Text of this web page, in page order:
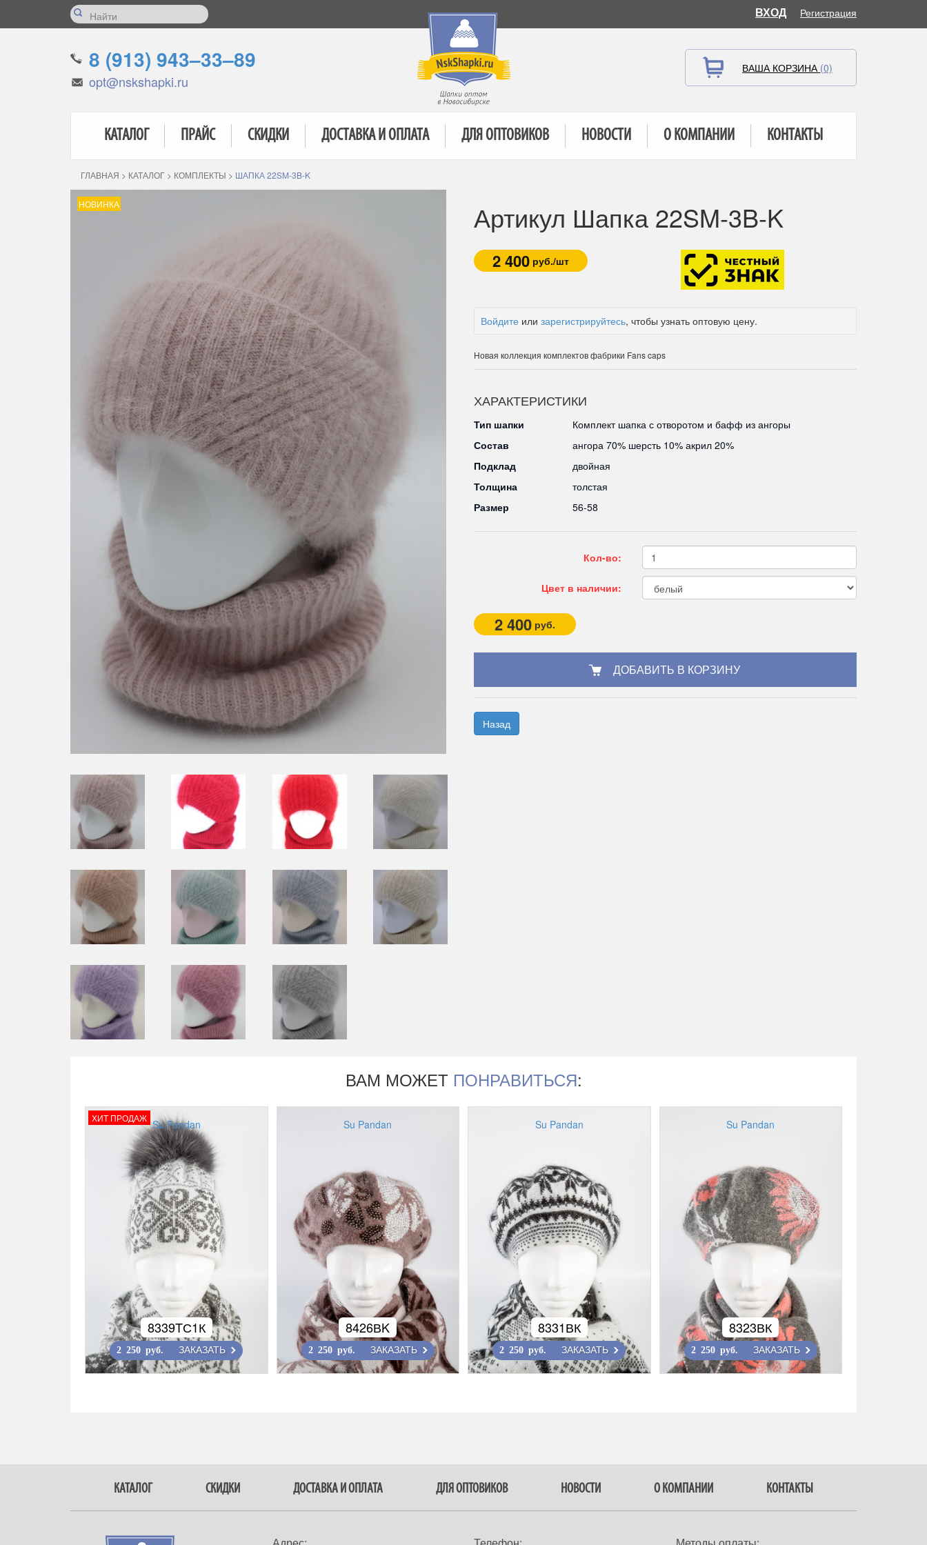
ВХОД Регистрация
8 (913) 943–33–89
opt@nskshapki.ru
ВАША КОРЗИНА (0)
КАТАЛОГ ПРАЙС СКИДКИ ДОСТАВКА И ОПЛАТА ДЛЯ ОПТОВИКОВ НОВОСТИ О КОМПАНИИ КОНТАКТЫ
ГЛАВНАЯ > КАТАЛОГ > КОМПЛЕКТЫ > ШАПКА 22SM-3B-K
НОВИНКА Артикул Шапка 22SM-3B-K
2 400 руб./шт
Войдите или зарегистрируйтесь, чтобы узнать оптовую цену.
Новая коллекция комплектов фабрики Fans caps
ХАРАКТЕРИСТИКИ
Тип шапки
Комплект шапка с отворотом и бафф из ангоры
Состав
ангора 70% шерсть 10% акрил 20%
Подклад
двойная
Толщина
толстая
Размер
56-58
Кол-во:
Цвет в наличии:
2 400 руб.
Назад
ВАМ МОЖЕТ ПОНРАВИТЬСЯ:
ХИТ ПРОДАЖ Su Pandan
8339TС1К
2 250 руб. ЗАКАЗАТЬ
Su Pandan
8426ВK
2 250 руб. ЗАКАЗАТЬ
Su Pandan
8331ВК
2 250 руб. ЗАКАЗАТЬ
Su Pandan
8323ВК
2 250 руб. ЗАКАЗАТЬ
КАТАЛОГ СКИДКИ ДОСТАВКА И ОПЛАТА ДЛЯ ОПТОВИКОВ НОВОСТИ О КОМПАНИИ КОНТАКТЫ